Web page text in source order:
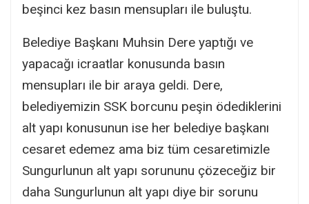
beşinci kez basın mensupları ile buluştu.
Belediye Başkanı Muhsin Dere yaptığı ve
yapacağı icraatlar konusunda basın
mensupları ile bir araya geldi. Dere,
belediyemizin SSK borcunu peşin ödediklerini
alt yapı konusunun ise her belediye başkanı
cesaret edemez ama biz tüm cesaretimizle
Sungurlunun alt yapı sorununu çözeceğiz bir
daha Sungurlunun alt yapı diye bir sorunu